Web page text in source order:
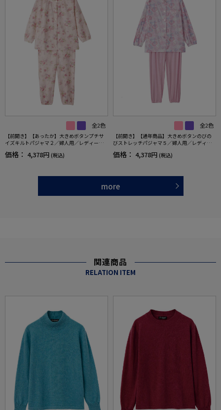
全2色
【前開き】【あったか】大きめボタンプチサ
イズキルトパジャマ２／婦人用／レディース
／シニア／高齢者／名前記入欄付／留めやす
い／秋冬／ギフト／プレゼント【CF】
価格： 4,378円 (税込)
全2色
【前開き】【通年商品】大きめボタンのびの
びストレッチパジャマ５／婦人用／レディー
ス／シニア／名前記入欄付／ななめホールボ
タン／寝巻／後ろ長め／ギフト／プレゼント
価格： 4,378円 (税込)
more
関連商品
RELATION ITEM